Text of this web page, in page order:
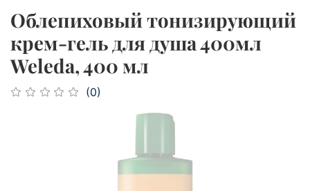
Облепиховый тонизирующий
крем-гель для душа 400мл
Weleda, 400 мл
(0)